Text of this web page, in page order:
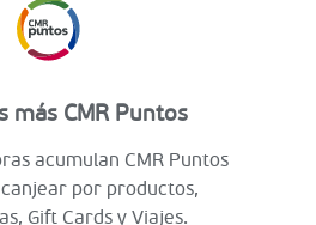
más CMR Puntos
acumulan CMR Puntos
por productos,
Gift Cards y Viajes.